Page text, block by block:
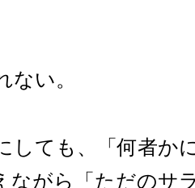
い。
しても、「何者か
ながら「ただのサ